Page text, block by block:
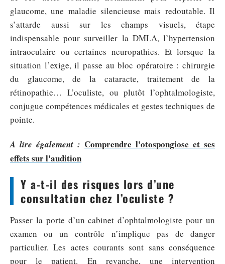
glaucome, une maladie silencieuse mais redoutable. Il
s’attarde aussi sur les champs visuels, étape
indispensable pour surveiller la DMLA, l’hypertension
intraoculaire ou certaines neuropathies. Et lorsque la
situation l’exige, il passe au bloc opératoire : chirurgie
du glaucome, de la cataracte, traitement de la
rétinopathie… L’oculiste, ou plutôt l’ophtalmologiste,
conjugue compétences médicales et gestes techniques de
pointe.
A lire également : Comprendre l'otospongiose et ses
effets sur l'audition
Y a-t-il des risques lors d’une
consultation chez l’oculiste ?
Passer la porte d’un cabinet d’ophtalmologiste pour un
examen ou un contrôle n’implique pas de danger
particulier. Les actes courants sont sans conséquence
pour le patient. En revanche, une intervention